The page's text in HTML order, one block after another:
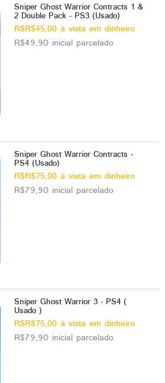
Sniper Ghost Warrior Contracts 1 &
2 Double Pack - PS3 (Usado)
R$R$45,00 à vista em dinheiro
R$49,90 inicial parcelado
Sniper Ghost Warrior Contracts -
PS4 (Usado)
R$R$75,00 à vista em dinheiro
R$79,90 inicial parcelado
Sniper Ghost Warrior 3 - PS4 (
Usado )
R$R$75,00 à vista em dinheiro
R$79,90 inicial parcelado